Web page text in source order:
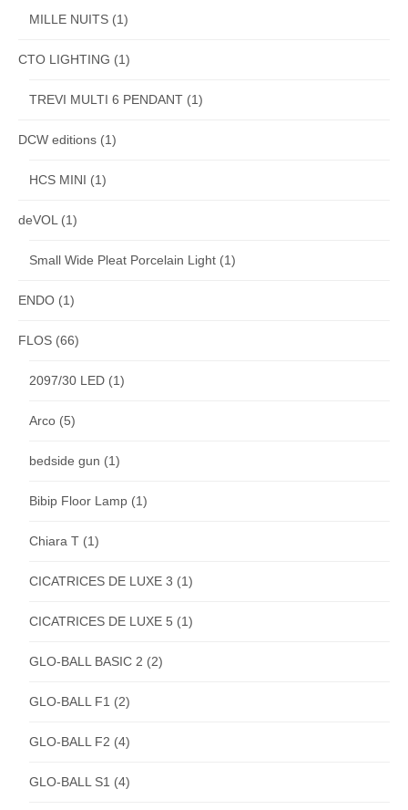
MILLE NUITS (1)
CTO LIGHTING (1)
TREVI MULTI 6 PENDANT (1)
DCW editions (1)
HCS MINI (1)
deVOL (1)
Small Wide Pleat Porcelain Light (1)
ENDO (1)
FLOS (66)
2097/30 LED (1)
Arco (5)
bedside gun (1)
Bibip Floor Lamp (1)
Chiara T (1)
CICATRICES DE LUXE 3 (1)
CICATRICES DE LUXE 5 (1)
GLO-BALL BASIC 2 (2)
GLO-BALL F1 (2)
GLO-BALL F2 (4)
GLO-BALL S1 (4)